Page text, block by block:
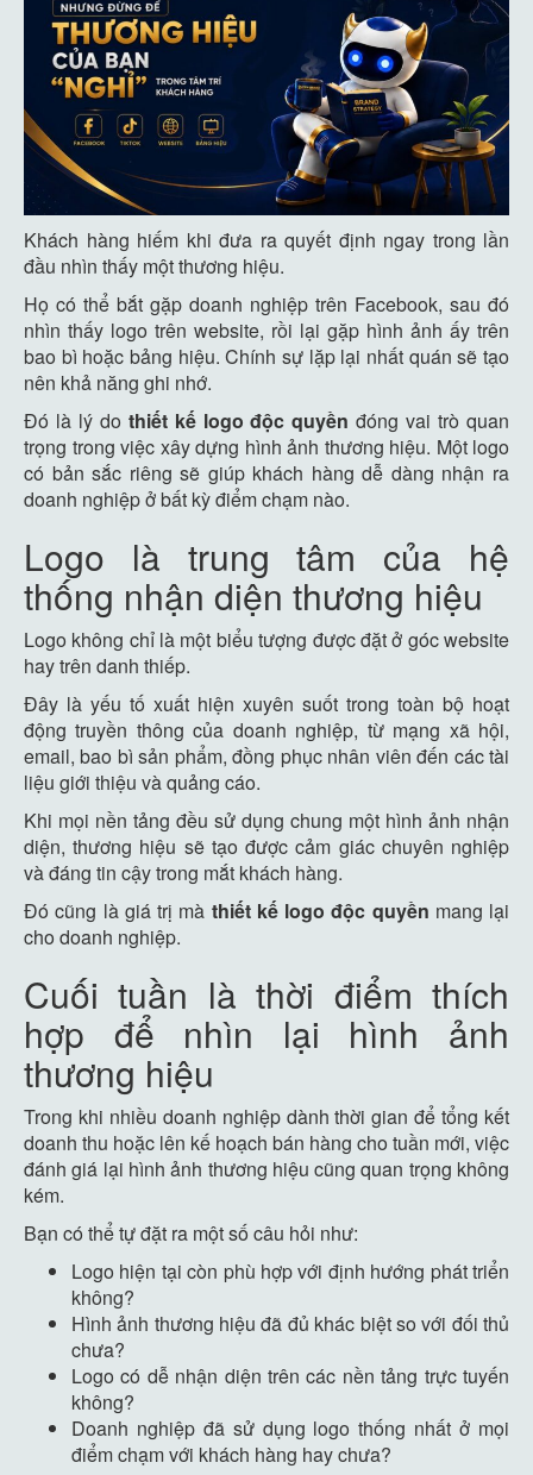
Khách hàng hiếm khi đưa ra quyết định ngay trong lần
đầu nhìn thấy một thương hiệu.
Họ có thể bắt gặp doanh nghiệp trên Facebook, sau đó
nhìn thấy logo trên website, rồi lại gặp hình ảnh ấy trên
bao bì hoặc bảng hiệu. Chính sự lặp lại nhất quán sẽ tạo
nên khả năng ghi nhớ.
Đó là lý do thiết kế logo độc quyền đóng vai trò quan
trọng trong việc xây dựng hình ảnh thương hiệu. Một logo
có bản sắc riêng sẽ giúp khách hàng dễ dàng nhận ra
doanh nghiệp ở bất kỳ điểm chạm nào.
Logo là trung tâm của hệ
thống nhận diện thương hiệu
Logo không chỉ là một biểu tượng được đặt ở góc website
hay trên danh thiếp.
Đây là yếu tố xuất hiện xuyên suốt trong toàn bộ hoạt
động truyền thông của doanh nghiệp, từ mạng xã hội,
email, bao bì sản phẩm, đồng phục nhân viên đến các tài
liệu giới thiệu và quảng cáo.
Khi mọi nền tảng đều sử dụng chung một hình ảnh nhận
diện, thương hiệu sẽ tạo được cảm giác chuyên nghiệp
và đáng tin cậy trong mắt khách hàng.
Đó cũng là giá trị mà thiết kế logo độc quyền mang lại
cho doanh nghiệp.
Cuối tuần là thời điểm thích
hợp để nhìn lại hình ảnh
thương hiệu
Trong khi nhiều doanh nghiệp dành thời gian để tổng kết
doanh thu hoặc lên kế hoạch bán hàng cho tuần mới, việc
đánh giá lại hình ảnh thương hiệu cũng quan trọng không
kém.
Bạn có thể tự đặt ra một số câu hỏi như:
Logo hiện tại còn phù hợp với định hướng phát triển
không?
Hình ảnh thương hiệu đã đủ khác biệt so với đối thủ
chưa?
Logo có dễ nhận diện trên các nền tảng trực tuyến
không?
Doanh nghiệp đã sử dụng logo thống nhất ở mọi
điểm chạm với khách hàng hay chưa?